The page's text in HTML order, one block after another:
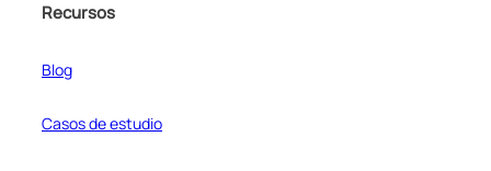
Recursos
Blog
Casos de estudio